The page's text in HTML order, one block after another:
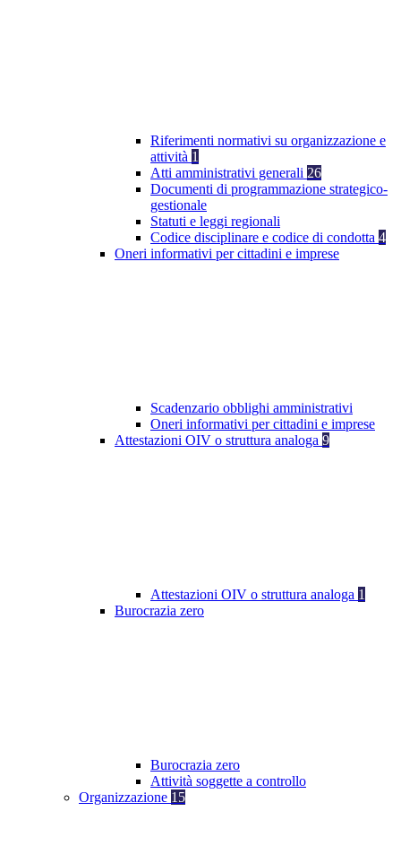
Riferimenti normativi su organizzazione e
attività 1
Atti amministrativi generali 26
Documenti di programmazione strategico-
gestionale
Statuti e leggi regionali
Codice disciplinare e codice di condotta 4
Oneri informativi per cittadini e imprese
Scadenzario obblighi amministrativi
Oneri informativi per cittadini e imprese
Attestazioni OIV o struttura analoga 9
Attestazioni OIV o struttura analoga 1
Burocrazia zero
Burocrazia zero
Attività soggette a controllo
Organizzazione 15